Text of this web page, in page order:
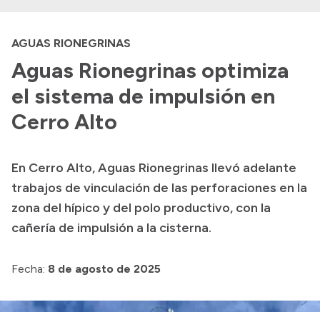
Delegaciones
Autoridades
Normativa
Presupuesto
Boletín Oficial
Compras y licitaciones
Consulta de pago a proveedores
AGUAS RIONEGRINAS
Aguas Rionegrinas optimiza
el sistema de impulsión en
Cerro Alto
En Cerro Alto, Aguas Rionegrinas llevó adelante
trabajos de vinculación de las perforaciones en la
zona del hípico y del polo productivo, con la
cañería de impulsión a la cisterna.
Fecha: 8 de agosto de 2025